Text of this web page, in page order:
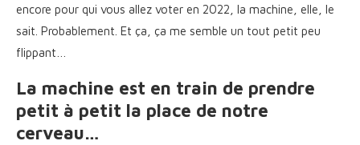
encore pour qui vous allez voter en 2022, la machine, elle, le
sait. Probablement. Et ça, ça me semble un tout petit peu
flippant…
La machine est en train de prendre
petit à petit la place de notre
cerveau…